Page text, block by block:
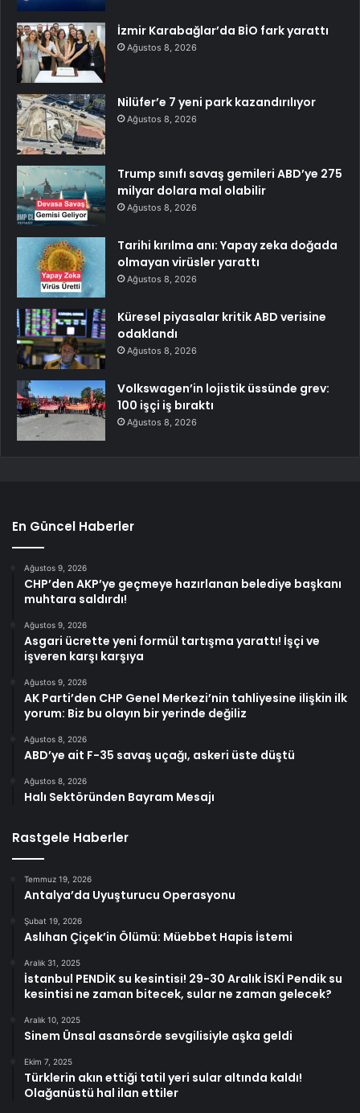
İzmir Karabağlar’da BİO fark yarattı
Ağustos 8, 2026
Nilüfer’e 7 yeni park kazandırılıyor
Ağustos 8, 2026
Trump sınıfı savaş gemileri ABD’ye 275
milyar dolara mal olabilir
Ağustos 8, 2026
Tarihi kırılma anı: Yapay zeka doğada
olmayan virüsler yarattı
Ağustos 8, 2026
Küresel piyasalar kritik ABD verisine
odaklandı
Ağustos 8, 2026
Volkswagen’in lojistik üssünde grev:
100 işçi iş bıraktı
Ağustos 8, 2026
En Güncel Haberler
Ağustos 9, 2026
CHP’den AKP’ye geçmeye hazırlanan belediye başkanı
muhtara saldırdı!
Ağustos 9, 2026
Asgari ücrette yeni formül tartışma yarattı! İşçi ve
işveren karşı karşıya
Ağustos 9, 2026
AK Parti’den CHP Genel Merkezi’nin tahliyesine ilişkin ilk
yorum: Biz bu olayın bir yerinde değiliz
Ağustos 8, 2026
ABD’ye ait F-35 savaş uçağı, askeri üste düştü
Ağustos 8, 2026
Halı Sektöründen Bayram Mesajı
Rastgele Haberler
Temmuz 19, 2026
Antalya’da Uyuşturucu Operasyonu
Şubat 19, 2026
Aslıhan Çiçek’in Ölümü: Müebbet Hapis İstemi
Aralık 31, 2025
İstanbul PENDİK su kesintisi! 29-30 Aralık İSKİ Pendik su
kesintisi ne zaman bitecek, sular ne zaman gelecek?
Aralık 10, 2025
Sinem Ünsal asansörde sevgilisiyle aşka geldi
Ekim 7, 2025
Türklerin akın ettiği tatil yeri sular altında kaldı!
Olağanüstü hal ilan ettiler